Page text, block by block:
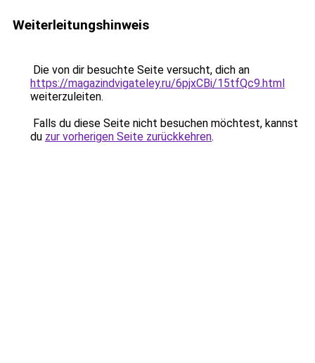
Weiterleitungshinweis
Die von dir besuchte Seite versucht, dich an
https://magazindvigateley.ru/6pjxCBi/15tfQc9.html
weiterzuleiten.
Falls du diese Seite nicht besuchen möchtest, kannst
du zur vorherigen Seite zurückkehren.